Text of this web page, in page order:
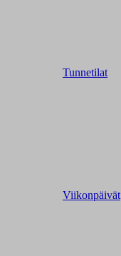
Tunnetilat
Viikonpäivät